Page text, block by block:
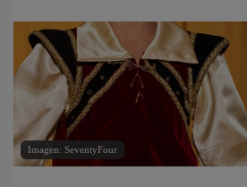
Imagen: SeventyFour